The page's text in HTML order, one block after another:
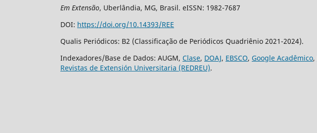
Em Extensão, Uberlândia, MG, Brasil. eISSN: 1982-7687
DOI: https://doi.org/10.14393/REE
Qualis Periódicos: B2 (Classificação de Periódicos Quadriênio 2021-2024).
Indexadores/Base de Dados: AUGM, Clase, DOAJ, EBSCO, Google Acadêmico,
Revistas de Extensión Universitaria (REDREU).